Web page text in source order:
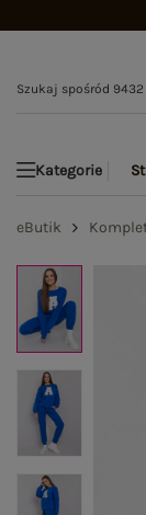
Kategorie
eButik